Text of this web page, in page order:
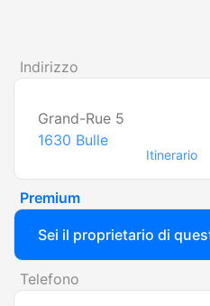
Indirizzo
Grand-Rue 5
1630 Bulle
Itinerario
Premium
Sei il proprietario di
Telefono